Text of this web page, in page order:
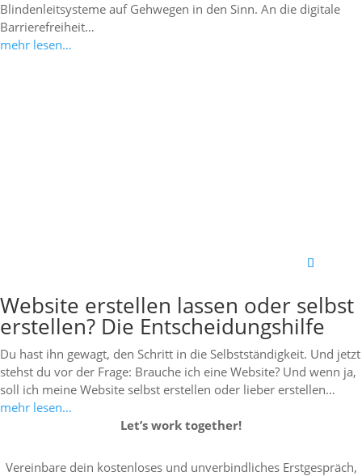
Blindenleitsysteme auf Gehwegen in den Sinn. An die digitale
Barrierefreiheit…
mehr lesen…
Website erstellen lassen oder selbst
erstellen? Die Entscheidungshilfe
Du hast ihn gewagt, den Schritt in die Selbstständigkeit. Und jetzt
stehst du vor der Frage: Brauche ich eine Website? Und wenn ja,
soll ich meine Website selbst erstellen oder lieber erstellen…
mehr lesen…
Let’s work together!
Vereinbare dein kostenloses und unverbindliches Erstgespräch,